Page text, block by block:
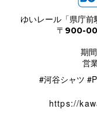
ゆいレール「県庁前
〒900-
期
営
#河谷シャツ
https://